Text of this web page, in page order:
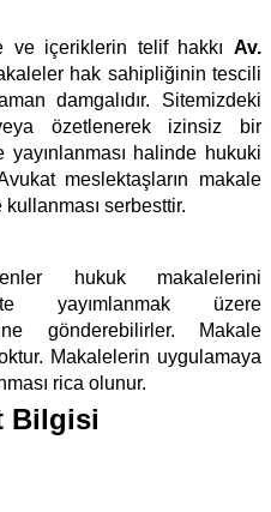
ve içeriklerin telif hakkı Av.
hak sahipliğinin tescili
damgalıdır. Sitemizdeki
özetlenerek izinsiz bir
halinde hukuki
meslektaşların makale
serbesttir.
hukuk makalelerini
yayımlanmak üzere
gönderebilirler. Makale
Makalelerin uygulamaya
rica olunur.
Bilgisi